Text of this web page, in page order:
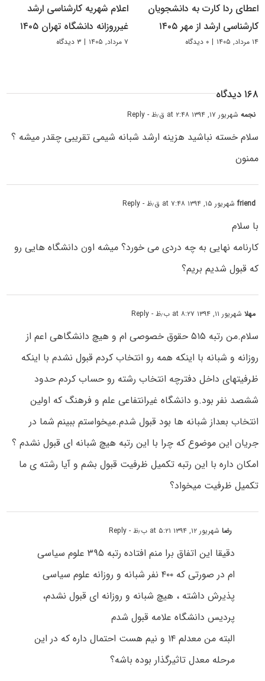
اعطای ردا کارت به دانشجویان
کارشناسی ارشد از مهر ۱۴۰۵
۱۴ مرداد, ۱۴۰۵ | ۰ دیدگاه
اعلام شهریه کارشناسی ارشد
غیرروزانه دانشگاه تهران ۱۴۰۵
۷ مرداد, ۱۴۰۵ | ۳ دیدگاه
۱۶۸ دیدگاه
نجمهشهریور ۱۷, ۱۳۹۴ at ۲:۴۸ ق٫ظ - Reply
سلام خسته نباشید هزینه ارشد شبانه شیمی تقریبی چقدر میشه ؟
ممنون
friendشهریور ۱۵, ۱۳۹۴ at ۷:۴۸ ق٫ظ - Reply
با سلام
کارنامه نهایی به چه دردی می خورد؟ میشه اون دانشگاه هایی رو
که قبول شدیم بریم؟
مهلاشهریور ۱۱, ۱۳۹۴ at ۸:۲۷ ب٫ظ - Reply
سلام.من رتبه ۵۱۵ حقوق خصوصی ام و هیچ دانشگاهی اعم از
روزانه و شبانه با اینکه همه رو انتخاب کردم قبول نشدم با اینکه
ظرفیتهای داخل دفترچه انتخاب رشته رو حساب کردم حدود
ششصد نفر بود.و دانشگاه غیرانتفاعی علم و فرهنگ که اولین
انتخاب بعداز شبانه ها بود قبول شدم.میخواستم ببینم شما در
جریان این موضوع که چرا با این رتبه هیچ شبانه ای قبول نشدم ؟
امکان داره با این رتبه تکمیل ظرفیت قبول بشم و آیا رشته ی ما
تکمیل ظرفیت میخواد؟
رضاشهریور ۱۲, ۱۳۹۴ at ۵:۲۱ ب٫ظ - Reply
دقیقا این اتفاق برا منم افتاده رتبه ۳۹۵ علوم سیاسی
ام در صورتی که ۴۰۰ نفر شبانه و روزانه علوم سیاسی
پذیرش داشته ، هیچ شبانه و روزانه ای قبول نشدم،
پردیس دانشگاه علامه قبول شدم
البته من معدلم ۱۴ و نیم هست احتمال داره که در این
مرحله معدل تاثیرگذار بوده باشه؟